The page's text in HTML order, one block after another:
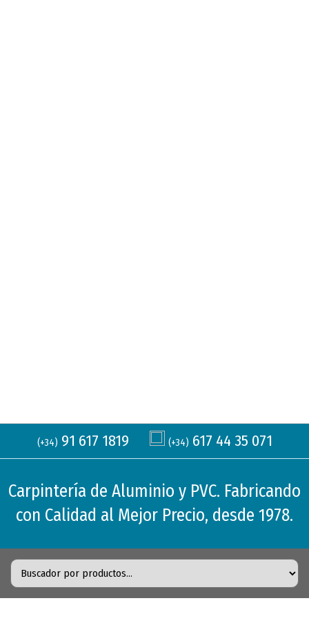
(+34) 91 617 1819 (+34) 617 44 35 071
Carpintería de Aluminio y PVC. Fabricando
con Calidad al Mejor Precio, desde 1978.